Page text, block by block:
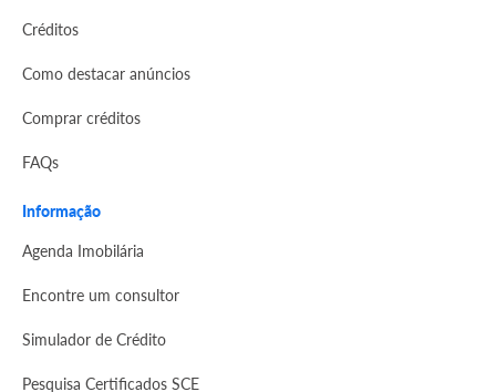
Créditos
Como destacar anúncios
Comprar créditos
FAQs
Informação
Agenda Imobilária
Encontre um consultor
Simulador de Crédito
Pesquisa Certificados SCE